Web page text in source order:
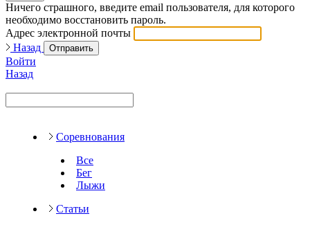
Ничего страшного, введите email пользователя, для которого
необходимо восстановить пароль.
Адрес электронной почты
Назад
Отправить
Войти
Назад
Соревнования
Все
Бег
Лыжи
Статьи